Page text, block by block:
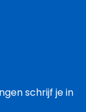
schrijf je in